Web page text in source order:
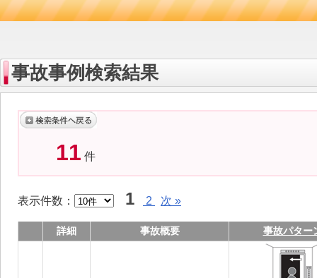
事故事例検索結果
11 件
表示件数： 1 2 次 »
詳細 事故概要 事故パター